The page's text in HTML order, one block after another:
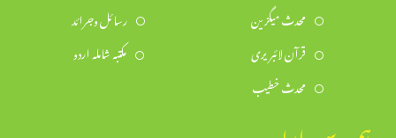
محدث میگزین
رسائل وجرائد
قرآن لائبریری
مکتبہ شاملہ اردو
محدث خطیب